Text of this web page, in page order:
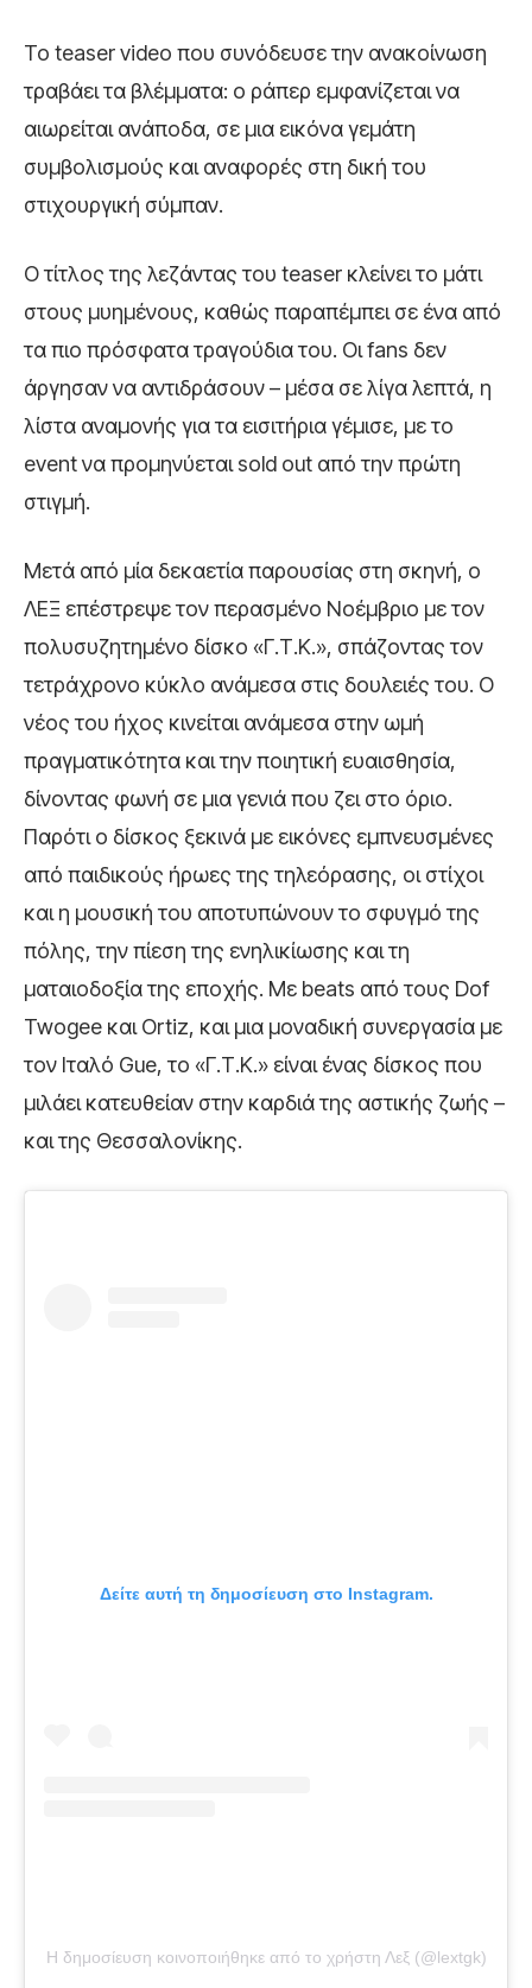
Το teaser video που συνόδευσε την ανακοίνωση
τραβάει τα βλέμματα: ο ράπερ εμφανίζεται να
αιωρείται ανάποδα, σε μια εικόνα γεμάτη
συμβολισμούς και αναφορές στη δική του
στιχουργική σύμπαν.
Ο τίτλος της λεζάντας του teaser κλείνει το μάτι
στους μυημένους, καθώς παραπέμπει σε ένα από
τα πιο πρόσφατα τραγούδια του. Οι fans δεν
άργησαν να αντιδράσουν – μέσα σε λίγα λεπτά, η
λίστα αναμονής για τα εισιτήρια γέμισε, με το
event να προμηνύεται sold out από την πρώτη
στιγμή.
Μετά από μία δεκαετία παρουσίας στη σκηνή, ο
ΛΕΞ επέστρεψε τον περασμένο Νοέμβριο με τον
πολυσυζητημένο δίσκο «Γ.Τ.Κ.», σπάζοντας τον
τετράχρονο κύκλο ανάμεσα στις δουλειές του. Ο
νέος του ήχος κινείται ανάμεσα στην ωμή
πραγματικότητα και την ποιητική ευαισθησία,
δίνοντας φωνή σε μια γενιά που ζει στο όριο.
Παρότι ο δίσκος ξεκινά με εικόνες εμπνευσμένες
από παιδικούς ήρωες της τηλεόρασης, οι στίχοι
και η μουσική του αποτυπώνουν το σφυγμό της
πόλης, την πίεση της ενηλικίωσης και τη
ματαιοδοξία της εποχής. Με beats από τους Dof
Twogee και Ortiz, και μια μοναδική συνεργασία με
τον Ιταλό Gue, το «Γ.Τ.Κ.» είναι ένας δίσκος που
μιλάει κατευθείαν στην καρδιά της αστικής ζωής –
και της Θεσσαλονίκης.
Δείτε αυτή τη δημοσίευση στο Instagram.
Η δημοσίευση κοινοποιήθηκε από το χρήστη Λεξ (@lextgk)